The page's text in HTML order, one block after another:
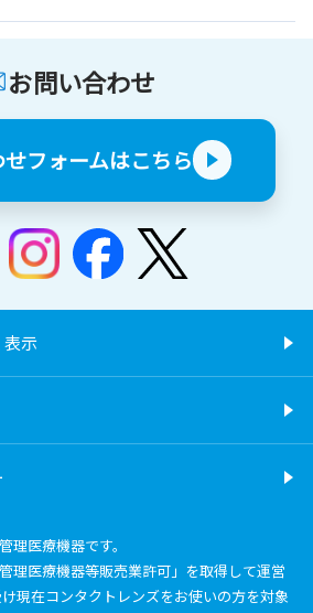
お問い合わせ
フォームはこちら
示
理医療機器です。
理医療機器等販売業許可」を取得して運営
現在コンタクトレンズをお使いの方を対象